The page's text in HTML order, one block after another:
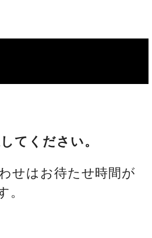
てください。
せはお待たせ時間が
。